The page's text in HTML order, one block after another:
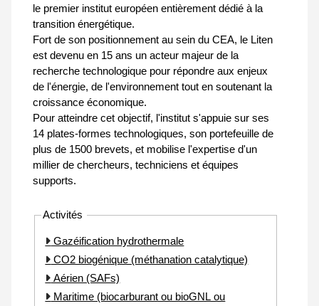
le premier institut européen entièrement dédié à la
transition énergétique.
Fort de son positionnement au sein du CEA, le Liten
est devenu en 15 ans un acteur majeur de la
recherche technologique pour répondre aux enjeux
de l'énergie, de l'environnement tout en soutenant la
croissance économique.
Pour atteindre cet objectif, l'institut s'appuie sur ses
14 plates-formes technologiques, son portefeuille de
plus de 1500 brevets, et mobilise l'expertise d'un
millier de chercheurs, techniciens et équipes
supports.
Activités
Gazéification hydrothermale
CO2 biogénique (méthanation catalytique)
Aérien (SAFs)
Maritime (biocarburant ou bioGNL ou